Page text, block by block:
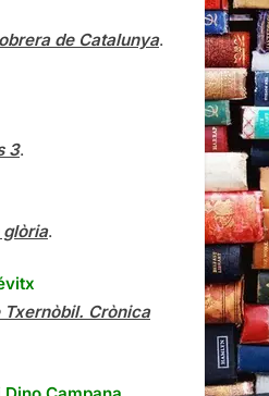
de Catalunya.
3.
glòria.
Txernòbil. Crònica